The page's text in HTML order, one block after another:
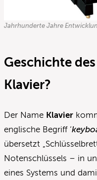
Jahrhunderte Jahre
Geschichte
Klavier?
Der Name Klavier
englische Begriff ‘
übersetzt
Notenschlüssels – in
eines Systems und